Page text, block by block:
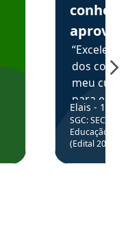
aprova
dos
meu
para
colocar
através
de
Elais - 15/
SGC: SEC BA
Educação
(Edital